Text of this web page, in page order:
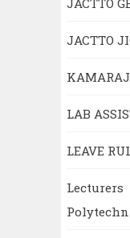
JACTTO
KAMARAJ
LAB
LEAVE